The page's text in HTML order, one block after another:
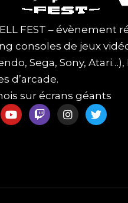
FEST – évènement
consoles de jeux
Sega, Sony,
d’arcade.
sur écrans géants